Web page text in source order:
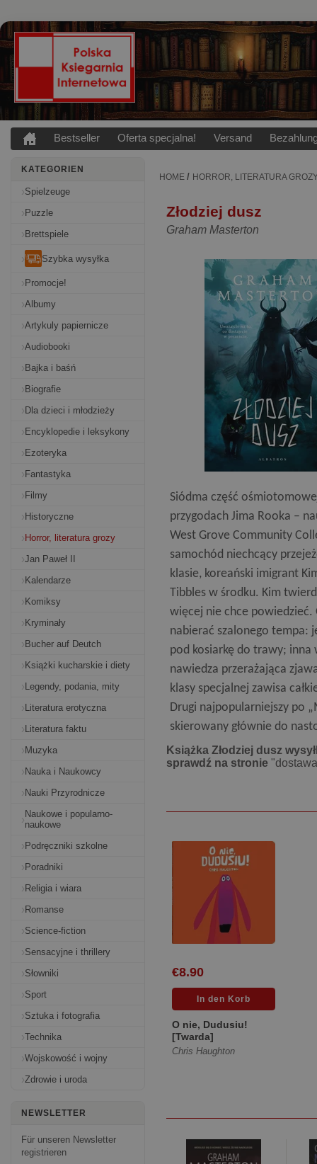
Bestseller Oferta specjalna! Versand
KATEGORIEN
Spielzeuge
Puzzle
Brettspiele
Szybka wysyłka
Promocje!
Albumy
Artykuly papiernicze
Audiobooki
Bajka i baśń
Biografie
Dla dzieci i młodzieży
Encyklopedie i leksykony
Ezoteryka
Fantastyka
Filmy
Historyczne
Horror, literatura grozy
Jan Paweł II
Kalendarze
Komiksy
Kryminały
Bucher auf Deutch
Książki kucharskie i diety
Legendy, podania, mity
Literatura erotyczna
Literatura faktu
Muzyka
Nauka i Naukowcy
Nauki Przyrodnicze
Naukowe i popularno-
naukowe
Podręczniki szkolne
Poradniki
Religia i wiara
Romanse
Science-fiction
Sensacyjne i thrillery
Słowniki
Sport
Sztuka i fotografia
Technika
Wojskowość i wojny
Zdrowie i uroda
NEWSLETTER
Für unseren Newsletter
registrieren
HOME / HORROR, LITERATURA
Złodziej dusz
Graham Masterton
Siódma część
przygodach Jima Rooka –
West Grove Community
samochód niechcący
klasie, koreański imigrant
Tibbles w środku. Kim
więcej nie chce powiedzieć.
nabierać szalonego tempa:
pod kosiarkę do trawy; inna
nawiedza przerażająca
klasy specjalnej zawisa
Drugi najpopularniejszy po
skierowany głównie do
Książka Złodziej dusz
sprawdź na stronie
€8.90
O nie, Dudusiu!
[Twarda]
Chris Haughton